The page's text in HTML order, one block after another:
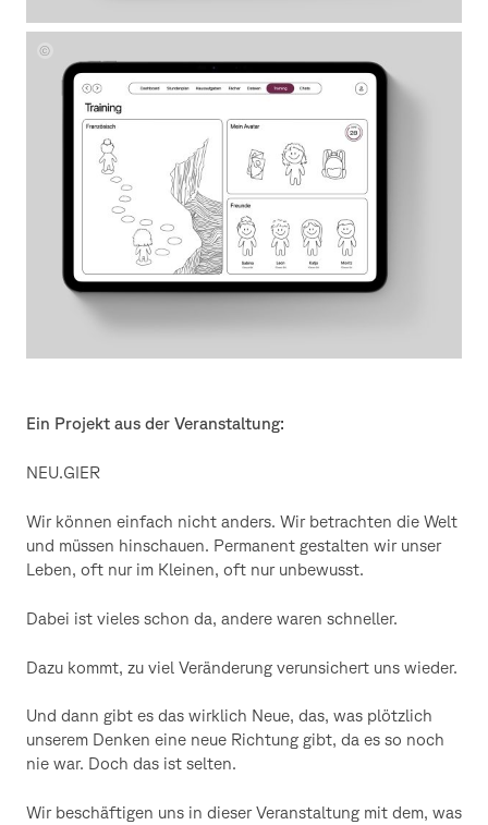
Corinna
Ein Projekt aus der Veranstaltung:
NEU.GIER
Wir können einfach nicht anders. Wir betrachten die Welt
und müssen hinschauen. Permanent gestalten wir unser
Leben, oft nur im Kleinen, oft nur unbewusst.
Dabei ist vieles schon da, andere waren schneller.
Dazu kommt, zu viel Veränderung verunsichert uns wieder.
Und dann gibt es das wirklich Neue, das, was plötzlich
unserem Denken eine neue Richtung gibt, da es so noch
nie war. Doch das ist selten.
Wir beschäftigen uns in dieser Veranstaltung mit dem, was